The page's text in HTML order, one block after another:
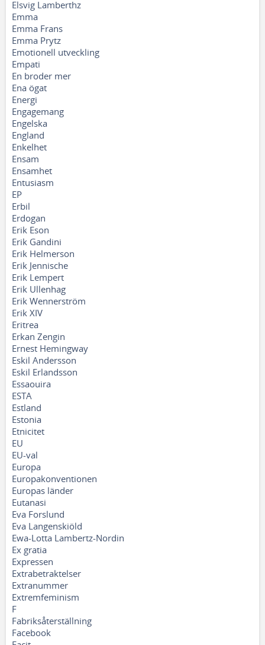
Elsvig Lamberthz
Emma
Emma Frans
Emma Prytz
Emotionell utveckling
Empati
En broder mer
Ena ögat
Energi
Engagemang
Engelska
England
Enkelhet
Ensam
Ensamhet
Entusiasm
EP
Erbil
Erdogan
Erik Eson
Erik Gandini
Erik Helmerson
Erik Jennische
Erik Lempert
Erik Ullenhag
Erik Wennerström
Erik XIV
Eritrea
Erkan Zengin
Ernest Hemingway
Eskil Andersson
Eskil Erlandsson
Essaouira
ESTA
Estland
Estonia
Etnicitet
EU
EU-val
Europa
Europakonventionen
Europas länder
Eutanasi
Eva Forslund
Eva Langenskiöld
Ewa-Lotta Lambertz-Nordin
Ex gratia
Expressen
Extrabetraktelser
Extranummer
Extremfeminism
F
Fabriksåterställning
Facebook